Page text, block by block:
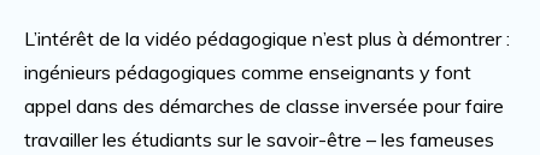
L’intérêt de la vidéo pédagogique n’est plus à démontrer :
ingénieurs pédagogiques comme enseignants y font
appel dans des démarches de classe inversée pour faire
travailler les étudiants sur le savoir-être – les fameuses